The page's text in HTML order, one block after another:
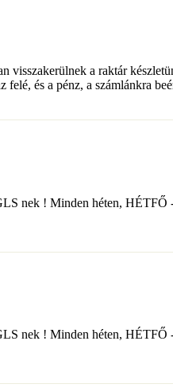
a raktár
felé, és a pénz, a számlánkra
nek ! Minden héten,
nek ! Minden héten,